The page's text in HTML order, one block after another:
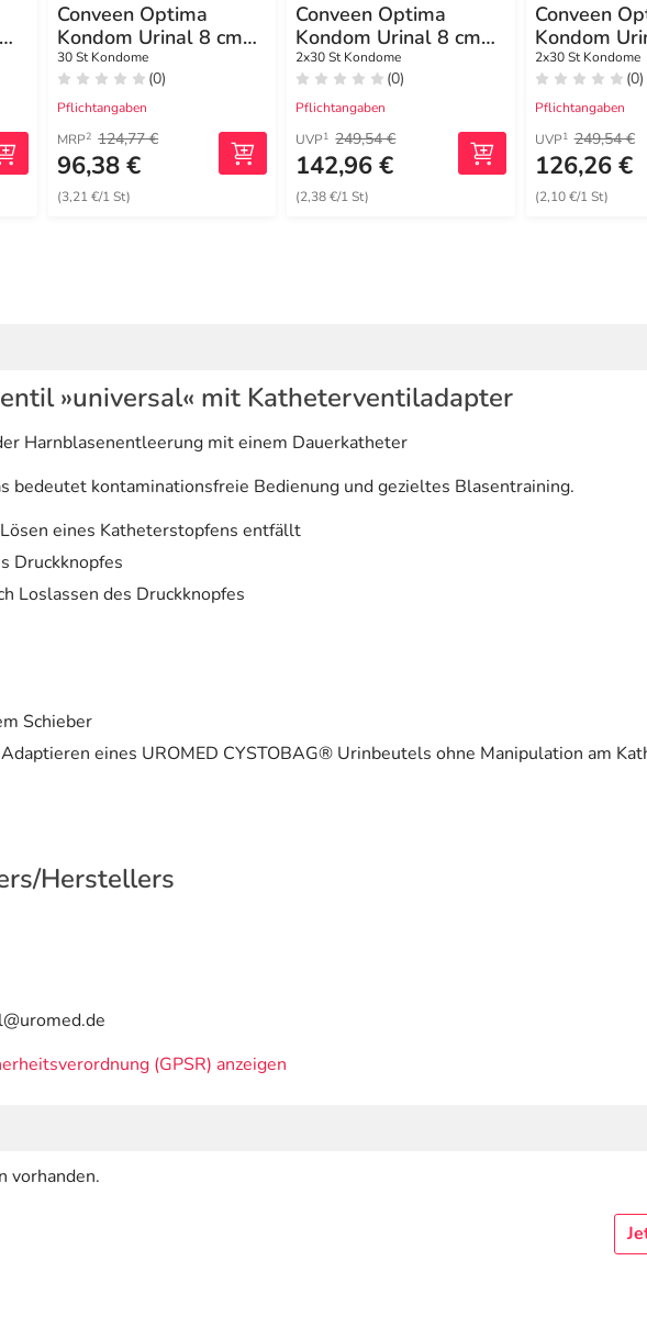
Conveen Optima
Kondom Urinal 8 cm
28 mm
30 St Kondome
(0)
Pflichtangaben
MRP2 124,77 €
96,38 €
(3,21 €/1 St)
Conveen Optima
Kondom Urinal 8 cm
30 mm
2x30 St Kondome
(0)
Pflichtangaben
UVP1 249,54 €
142,96 €
(2,38 €/1 St)
Conveen
Kondom
28 mm
2x30 St Kondome
(0)
Pflichtangaben
UVP1 249,54 €
126,26 €
(2,10 €/1 St)
»universal« mit Katheterventiladapter
Harnblasenentleerung mit einem Dauerkatheter
bedeutet kontaminationsfreie Bedienung und gezieltes Blasentraining.
eines Katheterstopfens entfällt
Druckknopfes
Loslassen des Druckknopfes
Schieber
eines UROMED CYSTOBAG® Urinbeutels ohne Manipulation am
Herstellers
(GPSR) anzeigen
vorhanden.